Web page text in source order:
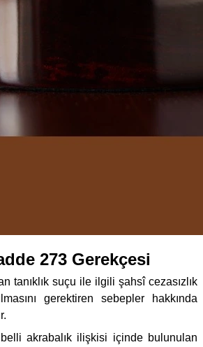
273 Gerekçesi
tanıklık suçu ile ilgili şahsî cezasızlık
gerektiren sebepler hakkında
akrabalık ilişkisi içinde bulunulan